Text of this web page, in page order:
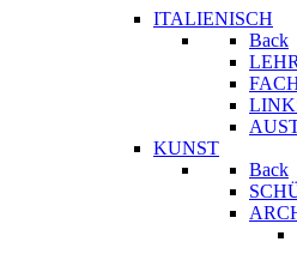
ITALIENISCH
Back
KUNST
Back